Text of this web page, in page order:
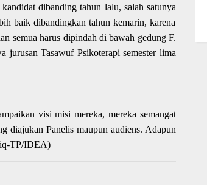
kandidatdibanding tahun lalu, salah satunya
baik dibandingkan tahun kemarin, karena
semua harus dipindah di bawah gedung F.
Tasawuf Psikoterapi semester lima
visi misi mereka, mereka semangat
diajukan Panelis maupun audiens. Adapun
TP/IDEA)